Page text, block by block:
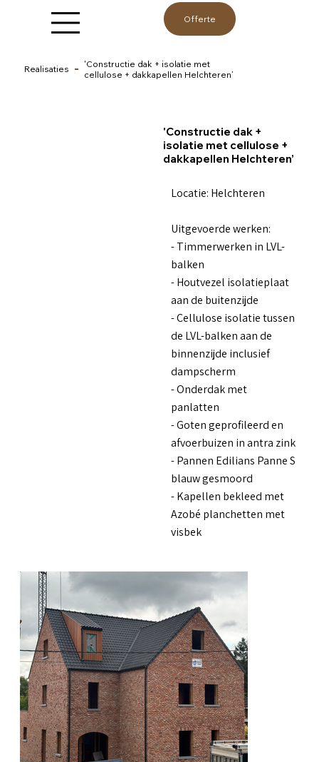
Offerte
Realisaties
'Constructie dak + isolatie met
cellulose + dakkapellen Helchteren’
'Constructie dak +
isolatie met cellulose +
dakkapellen Helchteren’
Locatie: Helchteren
Uitgevoerde werken:
- Timmerwerken in LVL-
balken
- Houtvezel isolatieplaat
aan de buitenzijde
- Cellulose isolatie tussen
de LVL-balken aan de
binnenzijde inclusief
dampscherm
- Onderdak met
panlatten
- Goten geprofileerd en
afvoerbuizen in antra zink
- Pannen Edilians Panne S
blauw gesmoord
- Kapellen bekleed met
Azobé planchetten met
visbek